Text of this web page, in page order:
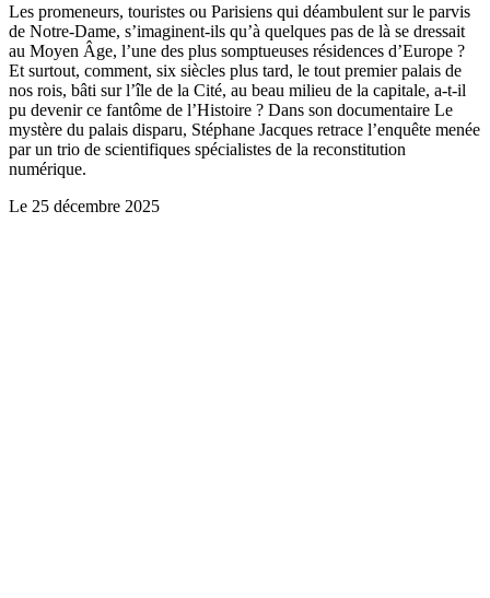
Les promeneurs, touristes ou Parisiens qui déambulent sur le parvis
de Notre-Dame, s’imaginent-ils qu’à quelques pas de là se dressait
au Moyen Âge, l’une des plus somptueuses résidences d’Europe ?
Et surtout, comment, six siècles plus tard, le tout premier palais de
nos rois, bâti sur l’île de la Cité, au beau milieu de la capitale, a-t-il
pu devenir ce fantôme de l’Histoire ? Dans son documentaire Le
mystère du palais disparu, Stéphane Jacques retrace l’enquête menée
par un trio de scientifiques spécialistes de la reconstitution
numérique.
Le 25 décembre 2025